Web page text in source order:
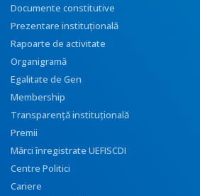
Documente constitutive
Prezentare instituţională
Rapoarte de activitate
Organigramă
Egalitate de Gen
Membership
Transparenţă instituţională
Premii
Mărci înregistrate UEFISCDI
Centre Politici
Cariere